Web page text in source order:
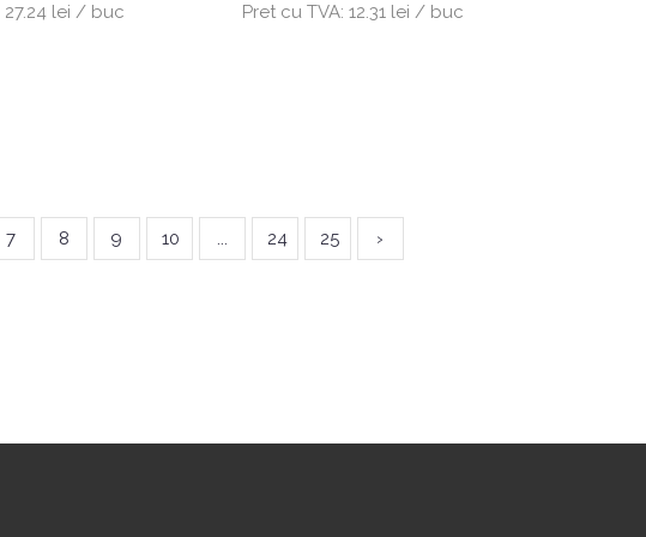
27.24 lei / buc Pret cu TVA: 12.31 lei / buc
7 8 9 10 ... 24 25 ›